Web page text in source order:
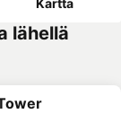
lähellä